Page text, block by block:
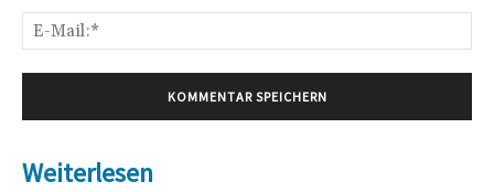
Weiterlesen